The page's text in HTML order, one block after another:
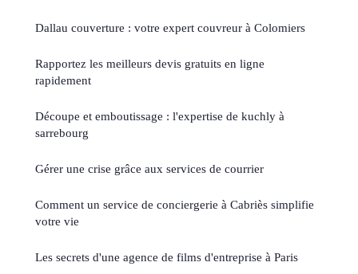
Dallau couverture : votre expert couvreur à Colomiers
Rapportez les meilleurs devis gratuits en ligne
rapidement
Découpe et emboutissage : l'expertise de kuchly à
sarrebourg
Gérer une crise grâce aux services de courrier
Comment un service de conciergerie à Cabriès simplifie
votre vie
Les secrets d'une agence de films d'entreprise à Paris